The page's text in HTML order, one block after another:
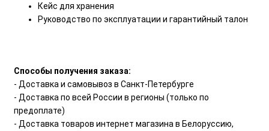
Кейс для хранения
Руководство по эксплуатации и гарантийный талон
Способы получения заказа:
- Доставка и самовывоз в Санкт-Петербурге
- Доставка по всей России в регионы (только по
предоплате)
- Доставка товаров интернет магазина в Белоруссию,